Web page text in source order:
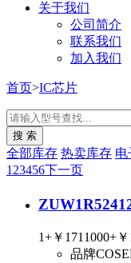
关于我们
公司简介
联系我们
加入我们
首页>IC芯片
全部库存 热卖库存 电
1 23456下一页
1+ ￥171 1000+
品牌